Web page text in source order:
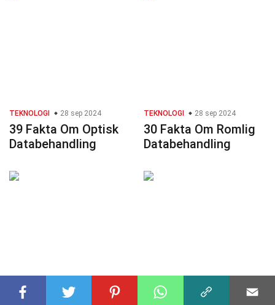
TEKNOLOGI 28 sep 2024
39 Fakta Om Optisk
Databehandling
TEKNOLOGI 28 sep 2024
30 Fakta Om Romlig
Databehandling
TEKNOLOGI 28 sep 2024 TEKNOLOGI 26 sep 2024